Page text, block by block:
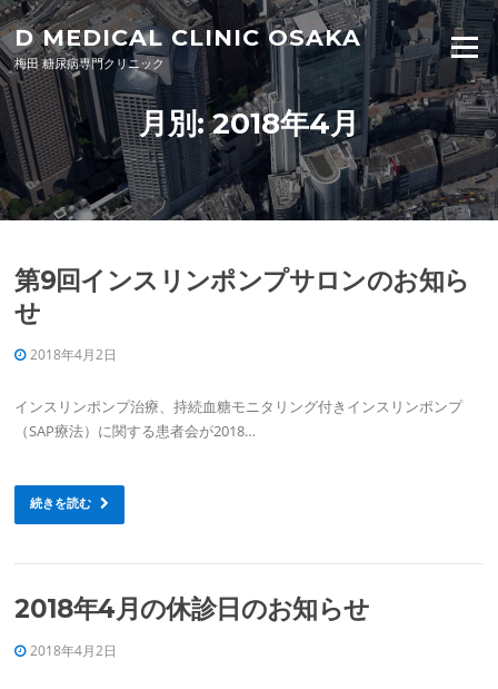
Skip to content
D MEDICAL CLINIC OSAKA
梅田 糖尿病専門クリニック
Menu
月別: 2018年4月
第9回インスリンポンプサロンのお知ら
せ
2018年4月2日
インスリンポンプ治療、持続血糖モニタリング付きインスリンポンプ
（SAP療法）に関する患者会が2018…
続きを読む
2018年4月の休診日のお知らせ
2018年4月2日